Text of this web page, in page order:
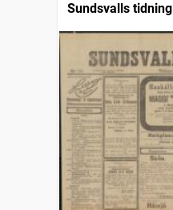
Sundsvalls tidning